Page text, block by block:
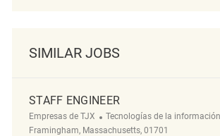
SIMILAR JOBS
STAFF ENGINEER
Empresas de TJX Categoría
Tecnologías de la información
Framingham, Massachusetts, 01701